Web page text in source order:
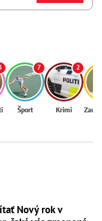
7
Šport
2
Krimi
Nový rok v